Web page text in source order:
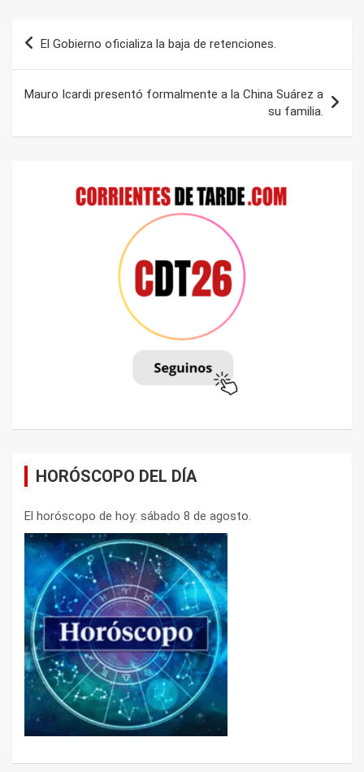
Navegación
El Gobierno oficializa la baja de retenciones.
Mauro Icardi presentó formalmente a la China Suárez a
su familia.
HORÓSCOPO DEL DÍA
El horóscopo de hoy: sábado 8 de agosto.